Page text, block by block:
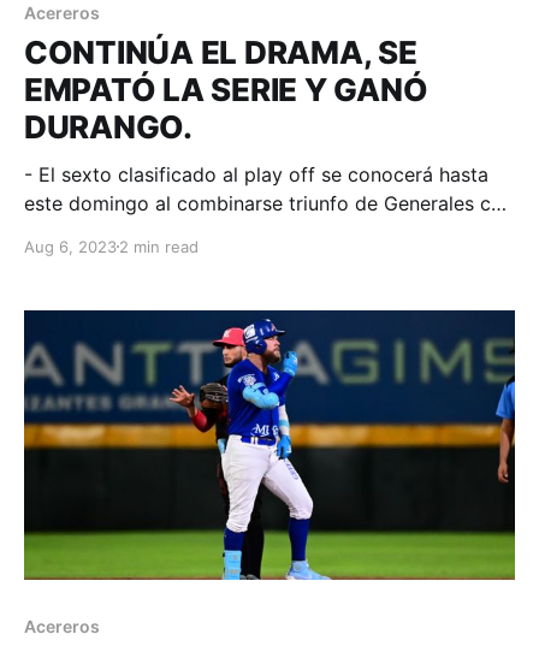
Acereros
CONTINÚA EL DRAMA, SE
EMPATÓ LA SERIE Y GANÓ
DURANGO.
- El sexto clasificado al play off se conocerá hasta
este domingo al combinarse triunfo de Generales con
Monclova, Coahuila; 05 de agosto de 2023.
suspenso, el guion de la recta final del calendario en
zona norte
Aug 6, 20232 min read
Acereros